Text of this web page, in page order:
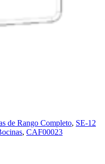
de Rango Completo, SE-12
, CAF00023